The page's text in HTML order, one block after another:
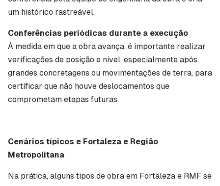
um histórico rastreável.
Conferências periódicas durante a execução
À medida em que a obra avança, é importante realizar
verificações de posição e nível, especialmente após
grandes concretagens ou movimentações de terra, para
certificar que não houve deslocamentos que
comprometam etapas futuras.
Cenários típicos e Fortaleza e Região
Metropolitana
Na prática, alguns tipos de obra em Fortaleza e RMF se